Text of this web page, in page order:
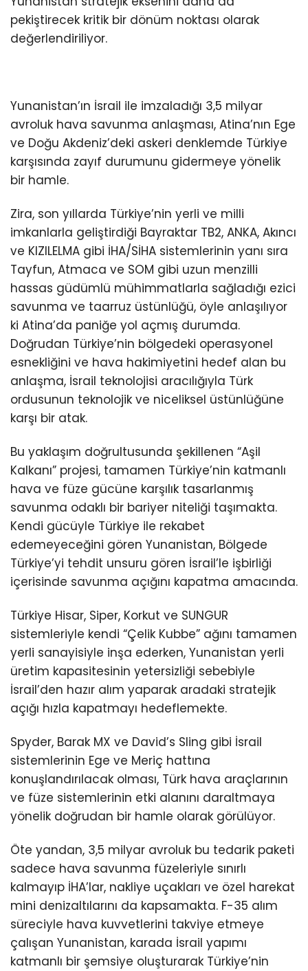
pekiştirecek kritik bir dönüm noktası olarak
değerlendiriliyor.
Yunanistan’ın İsrail ile imzaladığı 3,5 milyar
avroluk hava savunma anlaşması, Atina’nın Ege
ve Doğu Akdeniz’deki askeri denklemde Türkiye
karşısında zayıf durumunu gidermeye yönelik
bir hamle.
Zira, son yıllarda Türkiye’nin yerli ve milli
imkanlarla geliştirdiği Bayraktar TB2, ANKA, Akıncı
ve KIZILELMA gibi İHA/SİHA sistemlerinin yanı sıra
Tayfun, Atmaca ve SOM gibi uzun menzilli
hassas güdümlü mühimmatlarla sağladığı ezici
savunma ve taarruz üstünlüğü, öyle anlaşılıyor
ki Atina’da paniğe yol açmış durumda.
Doğrudan Türkiye’nin bölgedeki operasyonel
esnekliğini ve hava hakimiyetini hedef alan bu
anlaşma, İsrail teknolojisi aracılığıyla Türk
ordusunun teknolojik ve niceliksel üstünlüğüne
karşı bir atak.
Bu yaklaşım doğrultusunda şekillenen “Aşil
Kalkanı” projesi, tamamen Türkiye’nin katmanlı
hava ve füze gücüne karşılık tasarlanmış
savunma odaklı bir bariyer niteliği taşımakta.
Kendi gücüyle Türkiye ile rekabet
edemeyeceğini gören Yunanistan, Bölgede
Türkiye’yi tehdit unsuru gören İsrail’le işbirliği
içerisinde savunma açığını kapatma amacında.
Türkiye Hisar, Siper, Korkut ve SUNGUR
sistemleriyle kendi “Çelik Kubbe” ağını tamamen
yerli sanayisiyle inşa ederken, Yunanistan yerli
üretim kapasitesinin yetersizliği sebebiyle
İsrail’den hazır alım yaparak aradaki stratejik
açığı hızla kapatmayı hedeflemekte.
Spyder, Barak MX ve David’s Sling gibi İsrail
sistemlerinin Ege ve Meriç hattına
konuşlandırılacak olması, Türk hava araçlarının
ve füze sistemlerinin etki alanını daraltmaya
yönelik doğrudan bir hamle olarak görülüyor.
Öte yandan, 3,5 milyar avroluk bu tedarik paketi
sadece hava savunma füzeleriyle sınırlı
kalmayıp İHA’lar, nakliye uçakları ve özel harekat
mini denizaltılarını da kapsamakta. F-35 alım
süreciyle hava kuvvetlerini takviye etmeye
çalışan Yunanistan, karada İsrail yapımı
katmanlı bir şemsiye oluşturarak Türkiye’nin